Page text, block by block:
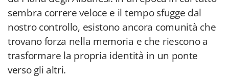
sembra correre veloce e il tempo sfugge dal
nostro controllo, esistono ancora comunità che
trovano forza nella memoria e che riescono a
trasformare la propria identità in un ponte
verso gli altri.